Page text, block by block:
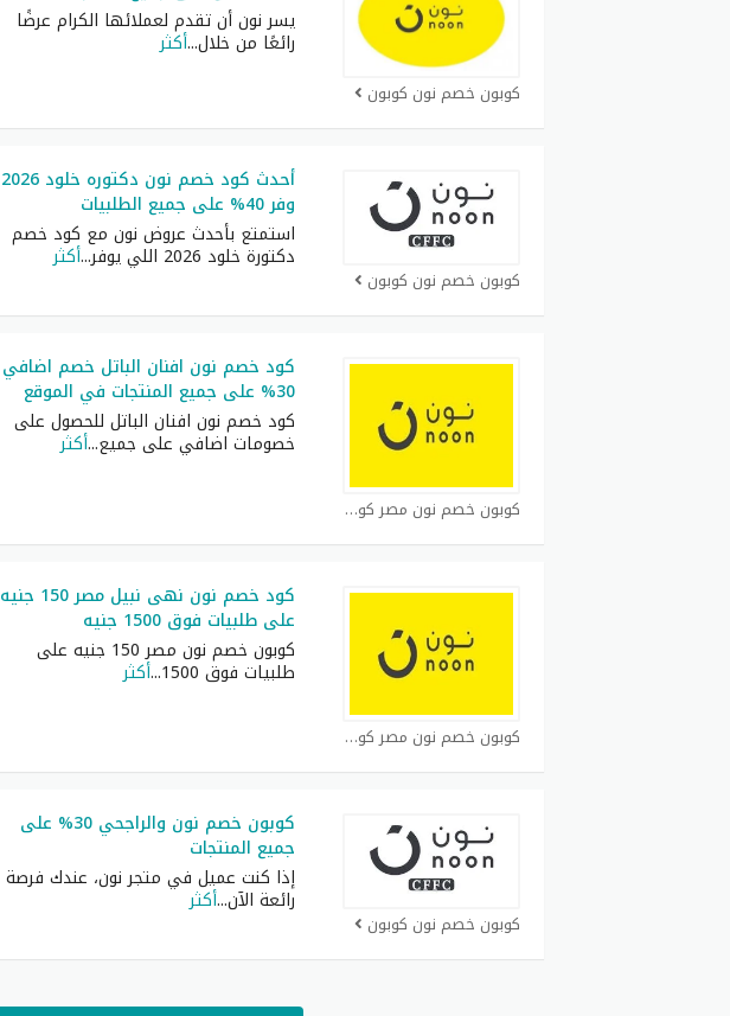
كوبون خصم نون كوبون
يسر نون أن تقدم لعملائها الكرام عرضًا
رائعًا من خلال...أكثر
كوبون خصم نون كوبون
أحدث كود خصم نون دكتوره خلود 2026
وفر 40% على جميع الطلبيات
استمتع بأحدث عروض نون مع كود خصم
دكتورة خلود 2026 اللي يوفر ...أكثر
كوبون خصم نون مصر كوبون
كود خصم نون افنان الباتل خصم اضافي
30% على جميع المنتجات في الموقع
كود خصم نون افنان الباتل للحصول على
خصومات اضافي على جميع...أكثر
كوبون خصم نون مصر كوبون
كود خصم نون نهى نبيل مصر 150 جنيه
على طلبيات فوق 1500 جنيه
كوبون خصم نون مصر 150 جنيه على
طلبيات فوق 1500 ...أكثر
كوبون خصم نون كوبون
كوبون خصم نون والراجحي 30% على
جميع المنتجات
إذا كنت عميل في متجر نون، عندك فرصة
رائعة الآن...أكثر